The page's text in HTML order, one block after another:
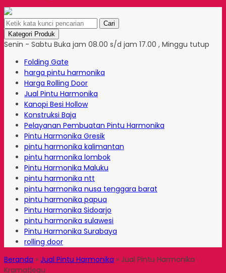
Cari
Kategori Produk
Senin - Sabtu Buka jam 08.00 s/d jam 17.00 , Minggu tutup
Folding Gate
harga pintu harmonika
Harga Rolling Door
Jual Pintu Harmonika
Kanopi Besi Hollow
Konstruksi Baja
Pelayanan Pembuatan Pintu Harmonika
Pintu Harmonika Gresik
pintu harmonika kalimantan
pintu harmonika lombok
Pintu Harmonika Maluku
pintu harmonika ntt
pintu harmonika nusa tenggara barat
pintu harmonika papua
Pintu Harmonika Sidoarjo
pintu harmonika sulawesi
Pintu Harmonika Surabaya
rolling door
Beranda » Jual Pintu Harmonika » Jual Pintu Harmonika
Kramatjegu